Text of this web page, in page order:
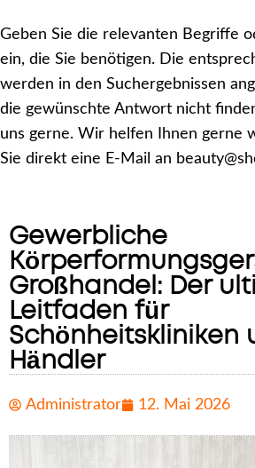
Geben Sie die relevanten Begriffe
ein, die Sie benötigen. Die
werden in den Suchergebnissen
die gewünschte Antwort nicht
uns gerne. Wir helfen Ihnen gerne
Sie direkt eine E-Mail an
Gewerbliche
Großhandel: Der
Leitfaden für
Schönheitskliniken
Händler
Administrator 12. Mai 2026